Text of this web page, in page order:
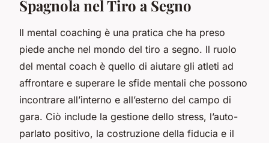
Spagnola nel Tiro a Segno
Il mental coaching è una pratica che ha preso
piede anche nel mondo del tiro a segno. Il ruolo
del mental coach è quello di aiutare gli atleti ad
affrontare e superare le sfide mentali che possono
incontrare all’interno e all’esterno del campo di
gara. Ciò include la gestione dello stress, l’auto-
parlato positivo, la costruzione della fiducia e il